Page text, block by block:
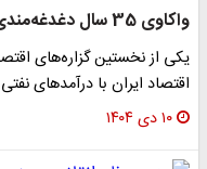
واکاوی 35 سال دغدغه‌مندی اقتصادی در اندیشه رهبری
یکی از نخستین گزاره‌های
اقتصاد ایران با درآمدهای
۱۰ دی ۱۴۰۴